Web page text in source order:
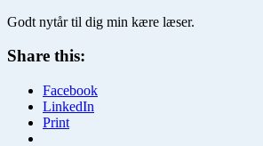
Godt nytår til dig min kære læser.
Share this:
Facebook
LinkedIn
Print